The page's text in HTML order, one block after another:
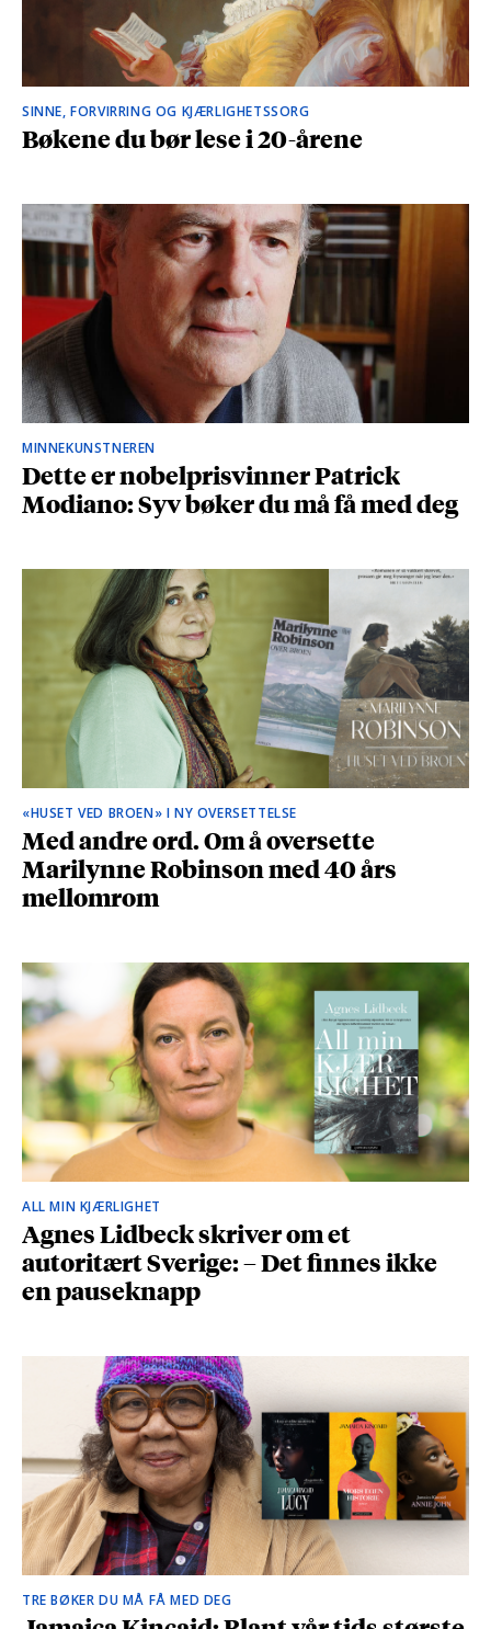
SINNE, FORVIRRING OG KJÆRLIGHETSSORG
Bøkene du bør lese i 20-årene
MINNEKUNSTNEREN
Dette er nobelprisvinner Patrick
Modiano: Syv bøker du må få med deg
«HUSET VED BROEN» I NY OVERSETTELSE
Med andre ord. Om å oversette
Marilynne Robinson med 40 års
mellomrom
ALL MIN KJÆRLIGHET
Agnes Lidbeck skriver om et
autoritært Sverige: – Det finnes ikke
en pauseknapp
TRE BØKER DU MÅ FÅ MED DEG